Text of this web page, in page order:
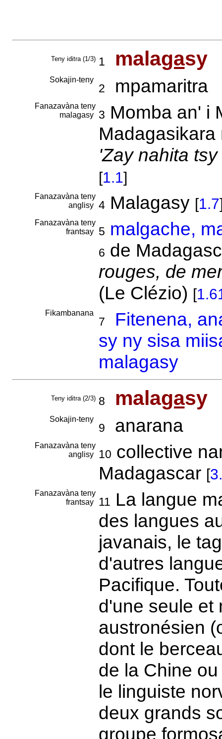
Teny iditra (1/3) 1 malagasy
Sokajin-teny
2 mpamaritra
Fanazavàna teny
malagasy
3 Momba an' i
'Zay nahita
[1.1]
Fanazavàna teny
anglisy 4Malagasy [1.7
Fanazavàna teny
frantsay
5 malgache,
6 de
rouges, de
(Le Clézio) [
Fikambanana
7
Fitenena,
sy ny sisa
malagasy
Teny iditra (2/3) 8 malagasy
Sokajin-teny
9 anarana
Fanazavàna teny
anglisy
10 collective
Madagascar [
Fanazavàna teny
frantsay
11 La langue
des langues
javanais, le
d'autres
Pacifique.
d'une seule et
austronésien
dont le
de la Chine
le linguiste
deux grands
groupe